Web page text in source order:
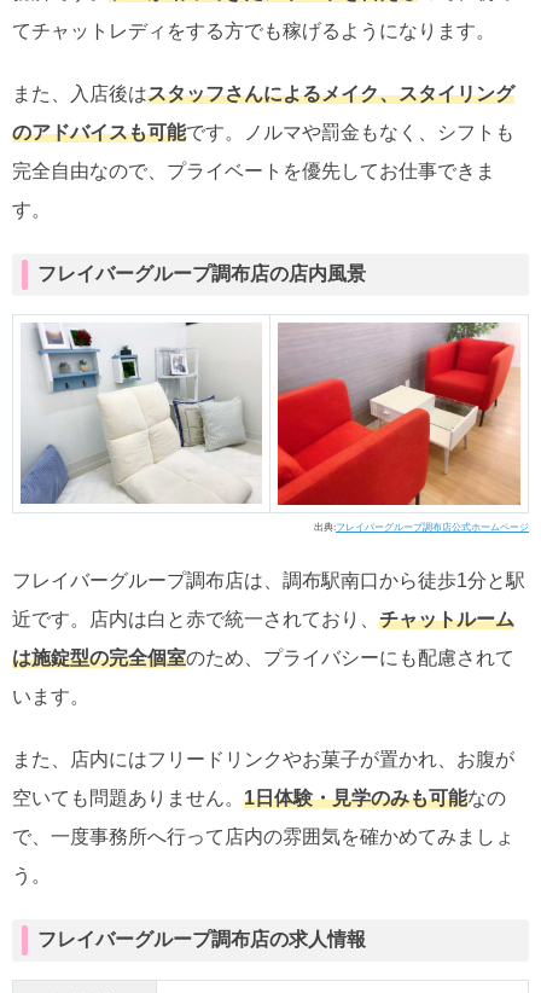
てチャットレディをする方でも稼げるようになります。
また、入店後はスタッフさんによるメイク、スタイリング
のアドバイスも可能です。ノルマや罰金もなく、シフトも
完全自由なので、プライベートを優先してお仕事できま
す。
フレイバーグループ調布店の店内風景
出典:フレイバーグループ調布店公式ホームページ
フレイバーグループ調布店は、調布駅南口から徒歩1分と駅
近です。店内は白と赤で統一されており、 チャットルーム
は施錠型の完全個室のため、プライバシーにも配慮されて
います。
また、店内にはフリードリンクやお菓子が置かれ、お腹が
空いても問題ありません。 1日体験・見学のみも可能なの
で、一度事務所へ行って店内の雰囲気を確かめてみましょ
う。
フレイバーグループ調布店の求人情報